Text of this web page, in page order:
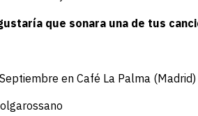
que sonara una de tus
en Café La Palma (Madrid)